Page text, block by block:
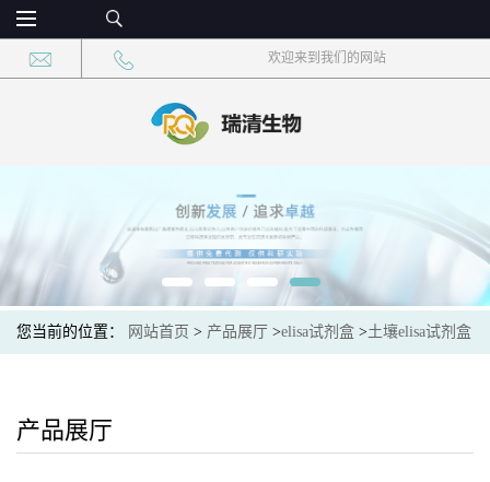
欢迎来到我们的网站
您当前的位置： 网站首页 > 产品展厅 >elisa试剂盒 >土壤elisa试剂盒
产品展厅